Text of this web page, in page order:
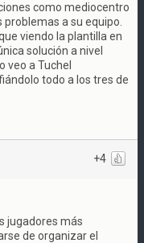
como mediocentro
a su equipo.
viendo la plantilla en
solución a nivel
veo a Tuchel
todo a los tres de
+4
jugadores más
de organizar el